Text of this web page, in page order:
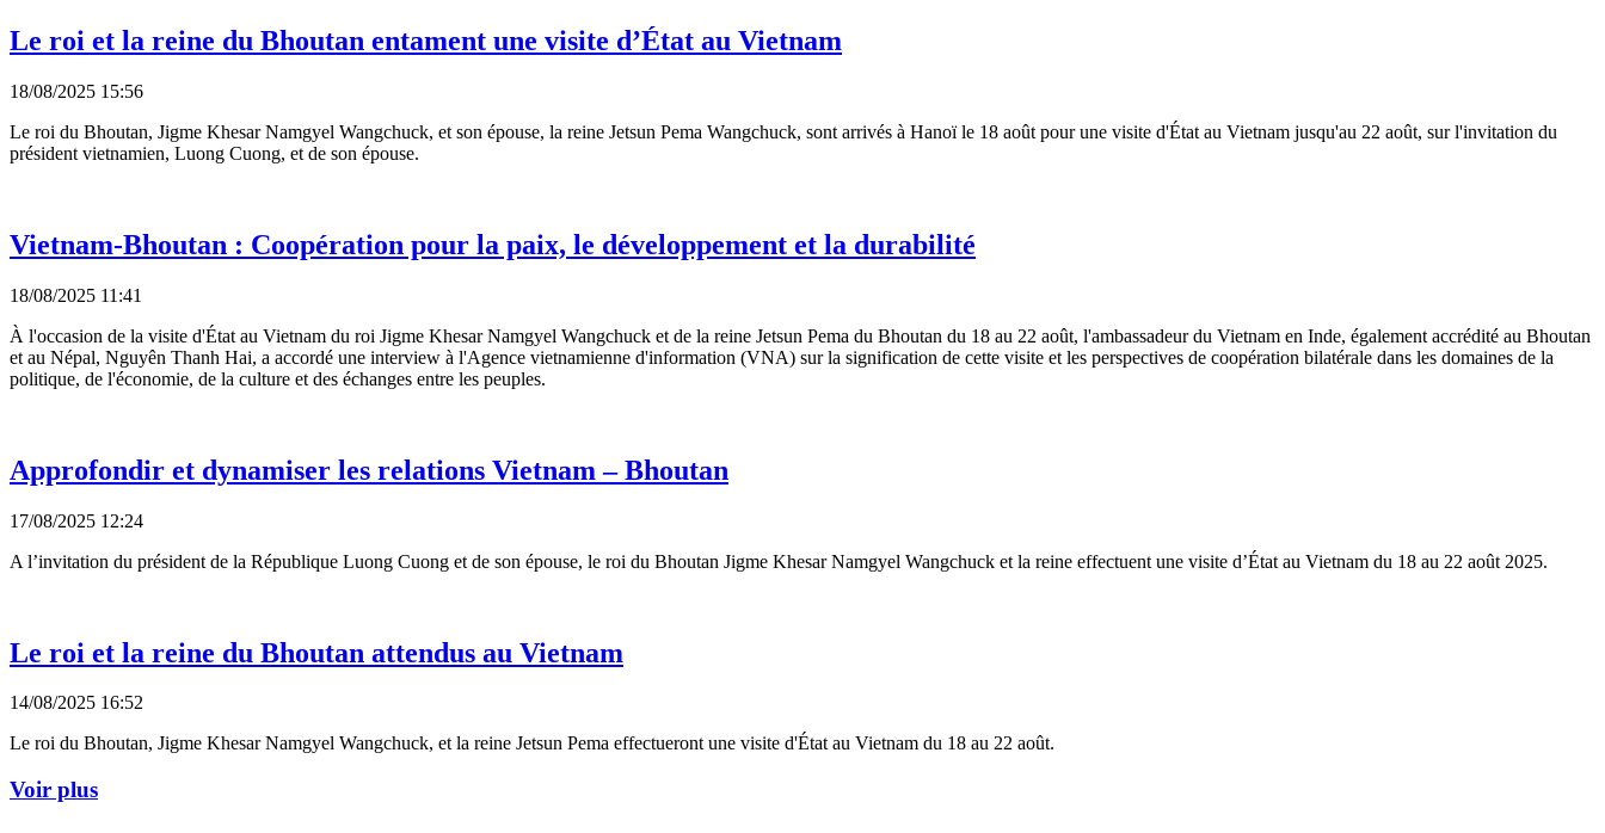
Le roi et la reine du Bhoutan entament une visite d’État au Vietnam
18/08/2025 15:56
Le roi du Bhoutan, Jigme Khesar Namgyel Wangchuck, et son épouse, la reine Jetsun Pema Wangchuck, sont arrivés à Hanoï le 18 août pour une visite d'État au Vietnam jusqu'au 22 août, sur l'invitation du
président vietnamien, Luong Cuong, et de son épouse.
Vietnam-Bhoutan : Coopération pour la paix, le développement et la durabilité
18/08/2025 11:41
À l'occasion de la visite d'État au Vietnam du roi Jigme Khesar Namgyel Wangchuck et de la reine Jetsun Pema du Bhoutan du 18 au 22 août, l'ambassadeur du Vietnam en Inde, également accrédité au Bhoutan
et au Népal, Nguyên Thanh Hai, a accordé une interview à l'Agence vietnamienne d'information (VNA) sur la signification de cette visite et les perspectives de coopération bilatérale dans les domaines de la
politique, de l'économie, de la culture et des échanges entre les peuples.
Approfondir et dynamiser les relations Vietnam – Bhoutan
17/08/2025 12:24
A l’invitation du président de la République Luong Cuong et de son épouse, le roi du Bhoutan Jigme Khesar Namgyel Wangchuck et la reine effectuent une visite d’État au Vietnam du 18 au 22 août 2025.
Le roi et la reine du Bhoutan attendus au Vietnam
14/08/2025 16:52
Le roi du Bhoutan, Jigme Khesar Namgyel Wangchuck, et la reine Jetsun Pema effectueront une visite d'État au Vietnam du 18 au 22 août.
Voir plus